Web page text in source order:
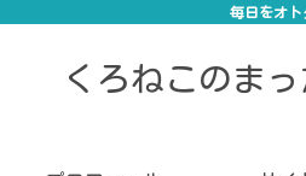
毎日をオト
くろねこのま